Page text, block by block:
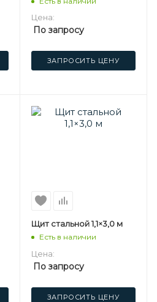
Цена:
По запросу
ЗАПРОСИТЬ ЦЕНУ
Щит стальной 1,1×3,0 м
Есть в наличии
Цена:
По запросу
ЗАПРОСИТЬ ЦЕНУ